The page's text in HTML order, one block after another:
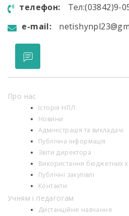
телефон:
Тел:(03842)9-
e-mail:
Про нас
Історія НПЛ
Новини
Адміністрація та викладачі
Публічна інформація
Звіти директора
Використання бюджетних
Публічні закупівлі
Контакти
Учням і педагогам
Дистанційне навчання